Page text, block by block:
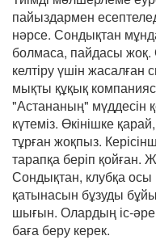
пайыздармен
нәрсе. Сондықтан
болмаса, пайдасы
келтіру үшін
мықты құқық
"Астананың" мүддесін
күтеміз. Өкінішке
тұрған жоқпыз.
тарапқа беріп
Сондықтан, клубқа
қатынасын бұзуды
шығын. Олардың іс-
баға беру керек.